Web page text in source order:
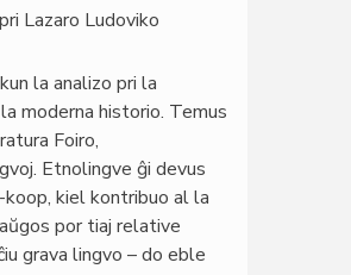
Lazaro Ludoviko
la analizo pri la
moderna historio. Temus
Foiro,
Etnolingve ĝi devus
kiel kontribuo al la
por tiaj relative
grava lingvo – do eble